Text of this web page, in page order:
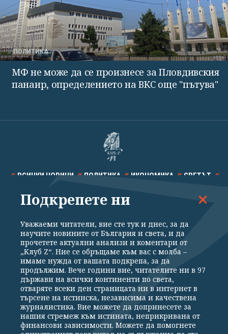
ПОЛИТИКА
МФ не може да се произнесе за Пловдивския
панаир, определението на ВКС още "пътува"
ВСИЧКИ НОВИНИ ПОЛИТИКА ИКОНОМИКА СВЕТЪТ
СПОРТ КУЛТУРА ТЕХНОЛОГИИ КАЛЕЙДОСКОП
Общи условия
Политика за поверителност
Реклама
Партньори Контакти
За Клуб Z
Екип
Подкрепете ни
Подкрепете ни
Уважаеми читатели, вие сте тук и днес, за да
научите новините от България и света, и да
прочетете актуални анализи и коментари от
„Клуб Z“. Ние се обръщаме към вас с молба –
имаме нужда от вашата подкрепа, за да
продължим. Вече години вие, читателите ни в 97
държави на всички континенти по света,
отваряте всеки ден страницата ни в интернет в
търсене на истинска, независима и качествена
журналистика. Вие можете да допринесете за
нашия стремеж към истината, неприкривана от
финансови зависимости. Можете да помогнете